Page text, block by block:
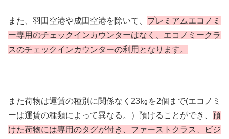
また、羽田空港や成田空港を除いて、 プレミアムエコノミ
ー専用のチェックインカウンターはなく、エコノミークラ
スのチェックインカウンターの利用となります。
また荷物は運賃の種別に関係なく23㎏を2個まで(エコノミ
ーは運賃の種類によって異なる。）預けることができ、 預
けた荷物には専用のタグが付き、ファーストクラス、ビジ